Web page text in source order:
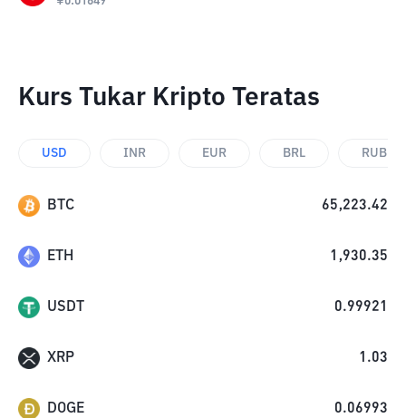
Kurs Tukar Kripto Teratas
USD INR EUR BRL RUB
BTC 65,223.42
ETH 1,930.35
USDT 0.99921
XRP 1.03
DOGE 0.06993